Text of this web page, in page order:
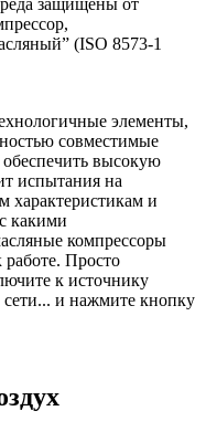
(ISO 8573-1
элементы,
совместимые
высокую
испытания на
характеристикам и
какими
компрессоры
работе. Просто
к источнику
и нажмите кнопку